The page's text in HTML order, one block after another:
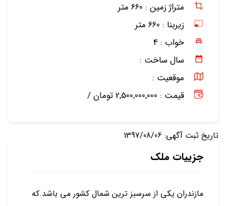
متراژ زمین : 660 متر
زیربنا : 660 متر
خواب : 4
سال ساخت :
موقعیت :
قیمت : 2,500,000,000 تومان /
تاریخ ثبت آگهی: 1397/08/06
جزییات ملک
مازندران یکی از سرسبز ترین شمال کشور می باشد.که